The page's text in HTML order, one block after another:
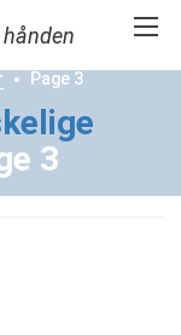
hånden
Page 3
3